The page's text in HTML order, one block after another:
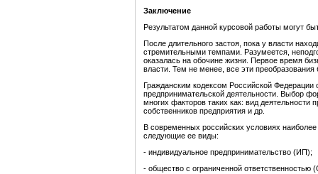
Заключение
Результатом данной курсовой работы могут
После длительного застоя, пока у власти
стремительными темпами. Разумеется,
оказалась на обочине жизни. Первое время
власти. Тем не менее, все эти
Гражданским кодексом Российской
предпринимательской деятельности. Выбор
многих факторов таких как: вид деятельности
собственников предприятия и др.
В современных российских условиях
следующие ее виды:
- индивидуальное предпринимательство (ИП);
- общество с ограниченной